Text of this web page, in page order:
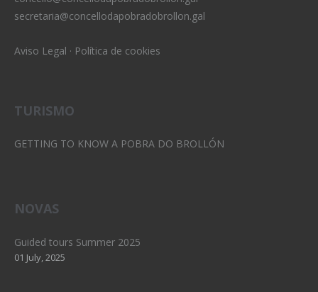
secretaria@concellodapobradobrollon.gal
Aviso Legal · Política de cookies
TURISMO
GETTING TO KNOW A POBRA DO BROLLÓN
NOVAS
Guided tours Summer 2025
01 July, 2025